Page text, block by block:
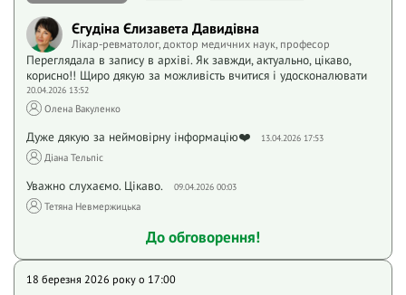
Єгудіна Єлизавета Давидівна
Лікар-ревматолог, доктор медичних наук, професор
Переглядала в запису в архіві. Як завжди, актуально, цікаво,
корисно!! Щиро дякую за можливість вчитися і удосконалювати
20.04.2026 13:52
Олена Вакуленко
Дуже дякую за неймовірну інформацію❤️ 13.04.2026 17:53
Діана Тельпіс
Уважно слухаємо. Цікаво. 09.04.2026 00:03
Тетяна Невмержицька
До обговорення!
18 березня 2026 року o 17:00